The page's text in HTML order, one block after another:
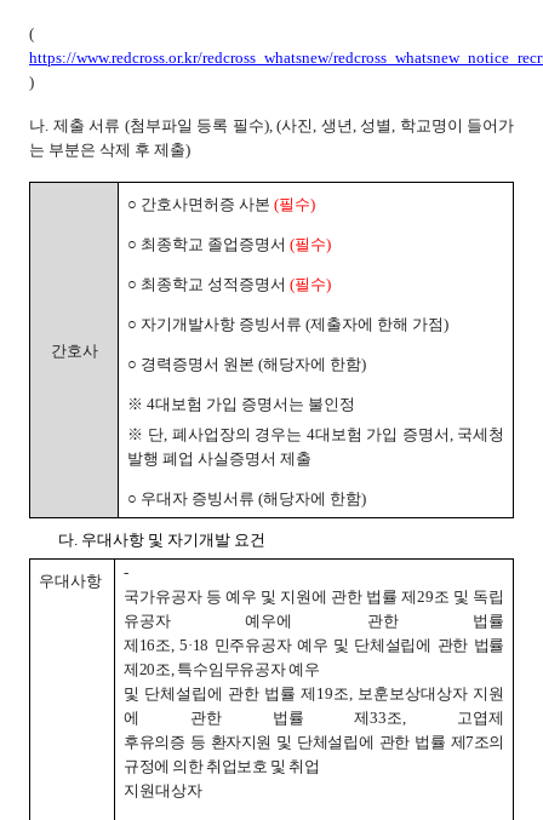
(
https://www.redcross.or.kr/redcross_whatsnew/
)
나. 제출 서류 (첨부파일 등록 필수), (사진, 생년, 성별, 학교명이 들어가
는 부분은 삭제 후 제출)
간호사
○ 간호사면허증 사본 (필수)
○ 최종학교 졸업증명서 (필수)
○ 최종학교 성적증명서 (필수)
○ 자기개발사항 증빙서류 (제출자에 한해 가점)
○ 경력증명서 원본 (해당자에 한함)
※ 4대보험 가입 증명서는 불인정
※ 단, 폐사업장의 경우는 4대보험 가입 증명서, 국세청
발행 폐업 사실증명서 제출
○ 우대자 증빙서류 (해당자에 한함)
다. 우대사항 및 자기개발 요건
우대사항
-
국가유공자 등 예우 및 지원에 관한 법률 제29조 및 독립
유공자 예우에 관한 법률
제16조, 5·18 민주유공자 예우 및 단체설립에 관한 법률
제20조, 특수임무유공자 예우
및 단체설립에 관한 법률 제19조, 보훈보상대상자 지원
에 관한 법률 제33조, 고엽제
후유의증 등 환자지원 및 단체설립에 관한 법률 제7조의
규정에 의한 취업보호 및 취업
지원대상자